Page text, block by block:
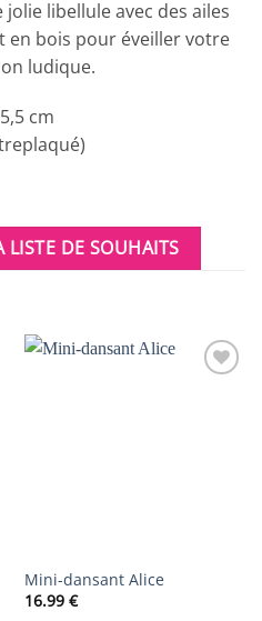
libellule avec des ailes
en bois pour éveiller votre
ludique.
cm
LISTE DE SOUHAITS
Mini-dansant Alice
16.99 €